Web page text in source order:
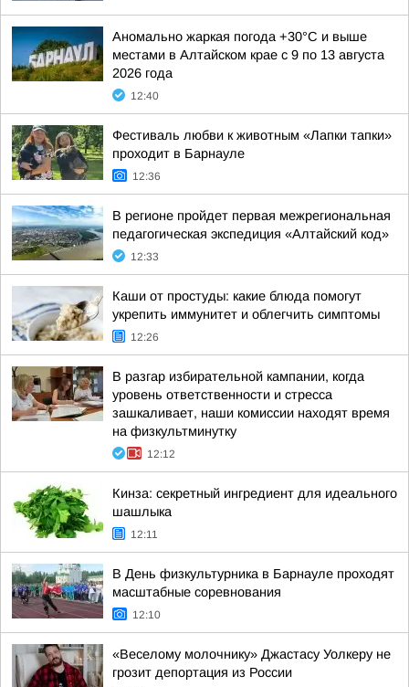
Аномально жаркая погода +30°С и выше
местами в Алтайском крае с 9 по 13 августа
2026 года
12:40
Фестиваль любви к животным «Лапки тапки»
проходит в Барнауле
12:36
В регионе пройдет первая межрегиональная
педагогическая экспедиция «Алтайский код»
12:33
Каши от простуды: какие блюда помогут
укрепить иммунитет и облегчить симптомы
12:26
В разгар избирательной кампании, когда
уровень ответственности и стресса
зашкаливает, наши комиссии находят время
на физкультминутку
12:12
Кинза: секретный ингредиент для идеального
шашлыка
12:11
В День физкультурника в Барнауле проходят
масштабные соревнования
12:10
«Веселому молочнику» Джастасу Уолкеру не
грозит депортация из России